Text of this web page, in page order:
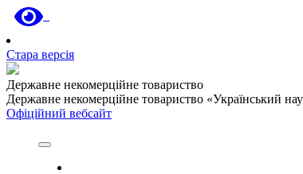
Стара версія
Державне некомерційне товариство
Державне некомерційне товариство «Український
Офіційний вебсайт